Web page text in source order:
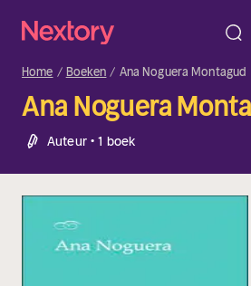
Home Boeken Ana Noguera Montagud
Ana Noguera
Auteur • 1 boek